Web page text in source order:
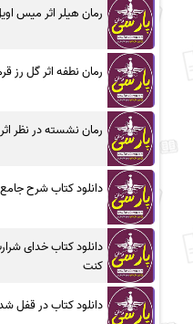
رمان هیلر اثر میس
رمان نطفه اثر گل رز
رمان نشسته در نظر
دانلود کتاب شرح
دانلود کتاب خدای
کنت
دانلود کتاب در قفل